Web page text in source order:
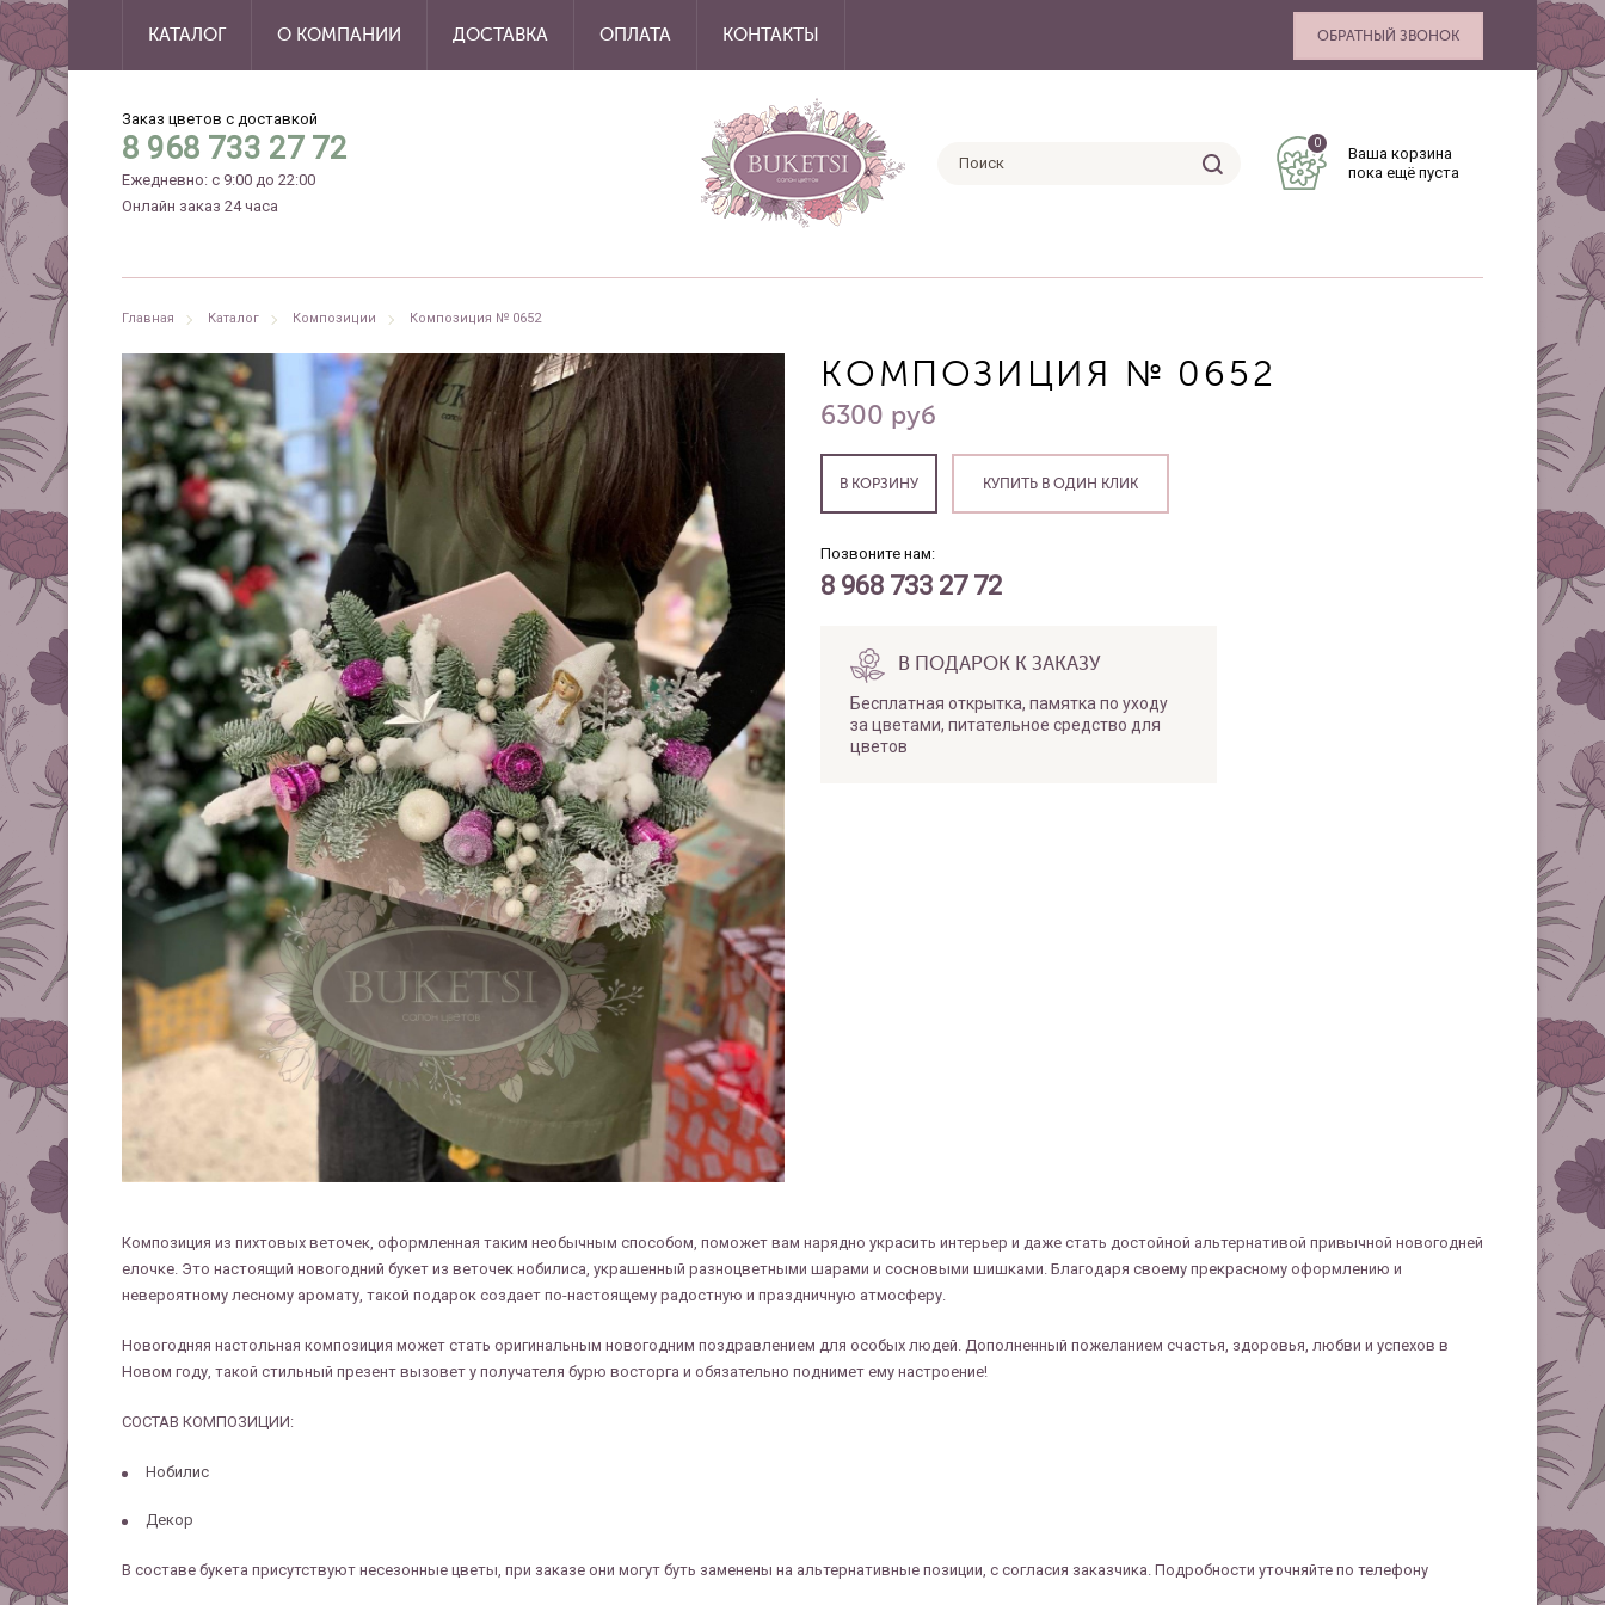
КАТАЛОГ О КОМПАНИИ ДОСТАВКА ОПЛАТА КОНТАКТЫ ОБРАТНЫЙ ЗВОНОК
Заказ цветов с доставкой
8 968 733 27 72
Ежедневно: с 9:00 до 22:00
Онлайн заказ 24 часа
0
Ваша корзина
пока ещё пуста
Главная Каталог Композиции Композиция № 0652
КОМПОЗИЦИЯ № 0652
6300 руб
КУПИТЬ В ОДИН КЛИК
Позвоните нам:
8 968 733 27 72
В ПОДАРОК К ЗАКАЗУ
Бесплатная открытка, памятка по уходу
за цветами, питательное средство для
цветов
Композиция из пихтовых веточек, оформленная таким необычным способом, поможет вам нарядно украсить интерьер и даже стать достойной альтернативой привычной новогодней
елочке. Это настоящий новогодний букет из веточек нобилиса, украшенный разноцветными шарами и сосновыми шишками. Благодаря своему прекрасному оформлению и
невероятному лесному аромату, такой подарок создает по-настоящему радостную и праздничную атмосферу.
Новогодняя настольная композиция может стать оригинальным новогодним поздравлением для особых людей. Дополненный пожеланием счастья, здоровья, любви и успехов в
Новом году, такой стильный презент вызовет у получателя бурю восторга и обязательно поднимет ему настроение!
СОСТАВ КОМПОЗИЦИИ:
Нобилис
Декор
В составе букета присутствуют несезонные цветы, при заказе они могут буть заменены на альтернативные позиции, с согласия заказчика. Подробности уточняйте по телефону